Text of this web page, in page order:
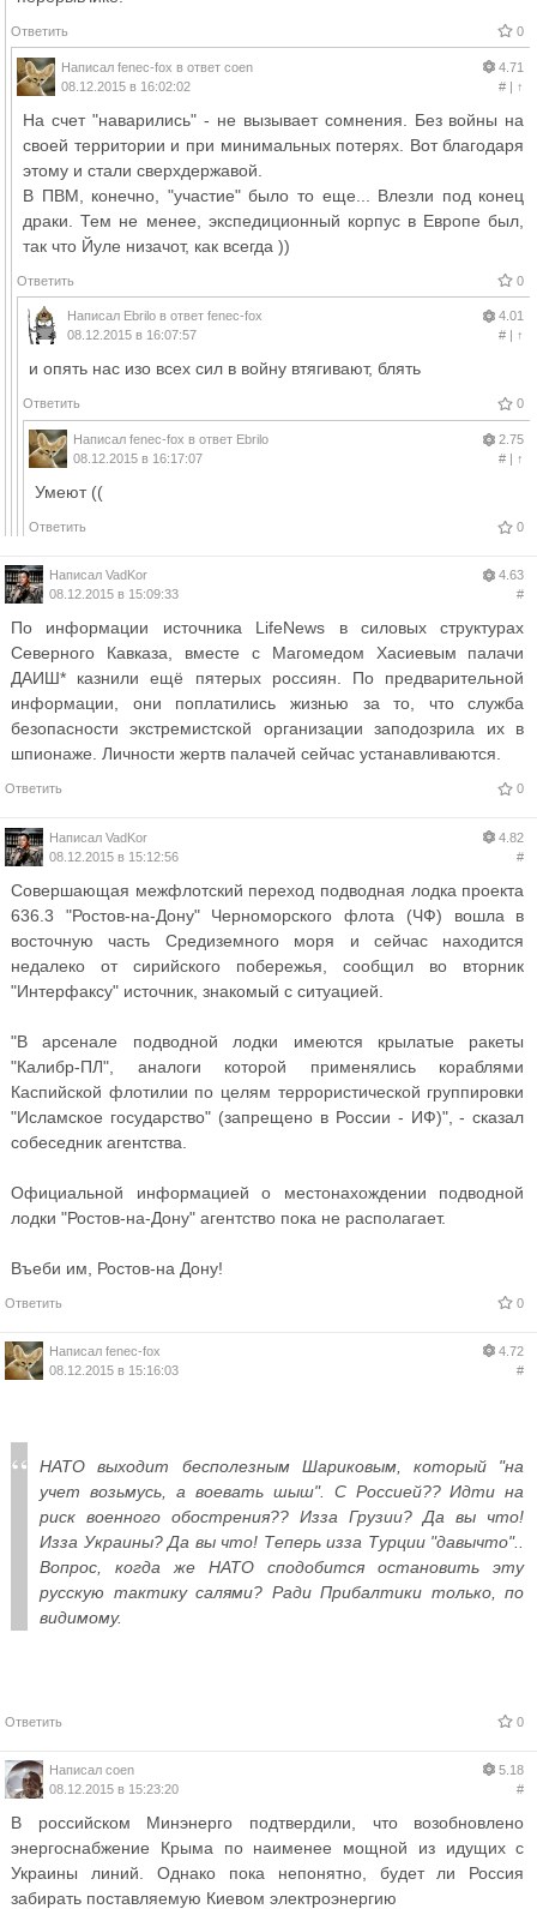
Ответить 0
Написал fenec-fox в ответ coen
08.12.2015 в 16:02:02
4.71
#| ↑
На счет "наварились" - не вызывает сомнения. Без войны на
своей территории и при минимальных потерях. Вот благодаря
этому и стали сверхдержавой.
В ПВМ, конечно, "участие" было то еще... Влезли под конец
драки. Тем не менее, экспедиционный корпус в Европе был,
так что Йуле низачот, как всегда ))
Ответить 0
Написал Ebrilo в ответ fenec-fox
08.12.2015 в 16:07:57
4.01
#| ↑
и опять нас изо всех сил в войну втягивают, блять
Ответить 0
Написал fenec-fox в ответ Ebrilo
08.12.2015 в 16:17:07
2.75
#| ↑
Умеют ((
Ответить 0
Написал VadKor
08.12.2015 в 15:09:33
4.63
#
По информации источника LifeNews в силовых структурах
Северного Кавказа, вместе с Магомедом Хасиевым палачи
ДАИШ* казнили ещё пятерых россиян. По предварительной
информации, они поплатились жизнью за то, что служба
безопасности экстремистской организации заподозрила их в
шпионаже. Личности жертв палачей сейчас устанавливаются.
Ответить 0
Написал VadKor
08.12.2015 в 15:12:56
4.82
#
Совершающая межфлотский переход подводная лодка проекта
636.3 "Ростов-на-Дону" Черноморского флота (ЧФ) вошла в
восточную часть Средиземного моря и сейчас находится
недалеко от сирийского побережья, сообщил во вторник
"Интерфаксу" источник, знакомый с ситуацией.
"В арсенале подводной лодки имеются крылатые ракеты
"Калибр-ПЛ", аналоги которой применялись кораблями
Каспийской флотилии по целям террористической группировки
"Исламское государство" (запрещено в России - ИФ)", - сказал
собеседник агентства.
Официальной информацией о местонахождении подводной
лодки "Ростов-на-Дону" агентство пока не располагает.
Въеби им, Ростов-на Дону!
Ответить 0
Написал fenec-fox
08.12.2015 в 15:16:03
4.72
#
НАТО выходит бесполезным Шариковым, который "на
учет возьмусь, а воевать шыш". С Россией?? Идти на
риск военного обострения?? Изза Грузии? Да вы что!
Изза Украины? Да вы что! Теперь изза Турции "давычто"..
Вопрос, когда же НАТО сподобится остановить эту
русскую тактику салями? Ради Прибалтики только, по
видимому.
Ответить 0
Написал coen
08.12.2015 в 15:23:20
5.18
#
В российском Минэнерго подтвердили, что возобновлено
энергоснабжение Крыма по наименее мощной из идущих с
Украины линий. Однако пока непонятно, будет ли Россия
забирать поставляемую Киевом электроэнергию